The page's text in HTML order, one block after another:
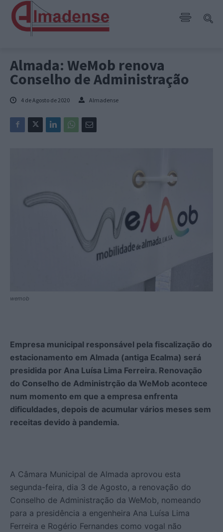
Almada: WeMob renova
Conselho de Administração
4 de Agosto de 2020 Almadense
wemob
Empresa municipal responsável pela fiscalização do
estacionamento em Almada (antiga Ecalma) será
presidida por Ana Luísa Lima Ferreira. Renovação
do Conselho de Administrção da WeMob acontece
num momento em que a empresa enfrenta
dificuldades, depois de acumular vários meses sem
receitas devido à pandemia.
A Câmara Municipal de Almada aprovou esta
segunda-feira, dia 3 de Agosto, a renovação do
Conselho de Administração da WeMob, nomeando
para a presidência a engenheira Ana Luísa Lima
Ferreira e Rogério Fernandes como vogal não